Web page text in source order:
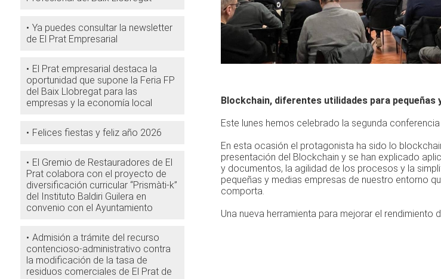
Ya puedes consultar la newsletter
de El Prat Empresarial
El Prat empresarial destaca la
oportunidad que supone la Feria FP
del Baix Llobregat para las
empresas y la economía local
Felices fiestas y feliz año 2026
El Gremio de Restauradores de El
Prat colabora con el proyecto de
diversificación curricular “Prismàti-k”
del Instituto Baldiri Guilera en
convenio con el Ayuntamiento
Admisión a trámite del recurso
contencioso-administrativo contra
la modificación de la tasa de
residuos comerciales de El Prat de
Blockchain, diferentes utilidades para
Este lunes hemos celebrado la segunda
En esta ocasión el protagonista ha sido lo
presentación del Blockchain y se han explicado
y documentos, la agilidad de los procesos y la
pequeñas y medias empresas de nuestro entorno
comporta.
Una nueva herramienta para mejorar el rendimiento